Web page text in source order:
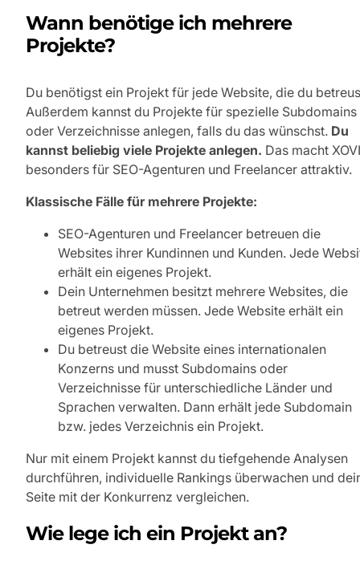
Wann benötige ich mehrere
Projekte?
Du benötigst ein Projekt für jede Website, die du
Außerdem kannst du Projekte für spezielle Subdomains
oder Verzeichnisse anlegen, falls du das wünschst. Du
kannst beliebig viele Projekte anlegen. Das macht XOVI
besonders für SEO-Agenturen und Freelancer attraktiv.
Klassische Fälle für mehrere Projekte:
SEO-Agenturen und Freelancer betreuen die
Websites ihrer Kundinnen und Kunden. Jede
erhält ein eigenes Projekt.
Dein Unternehmen besitzt mehrere Websites, die
betreut werden müssen. Jede Website erhält ein
eigenes Projekt.
Du betreust die Website eines internationalen
Konzerns und musst Subdomains oder
Verzeichnisse für unterschiedliche Länder und
Sprachen verwalten. Dann erhält jede Subdomain
bzw. jedes Verzeichnis ein Projekt.
Nur mit einem Projekt kannst du tiefgehende Analysen
durchführen, individuelle Rankings überwachen und
Seite mit der Konkurrenz vergleichen.
Wie lege ich ein Projekt an?